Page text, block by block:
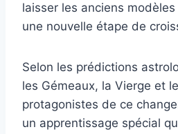
laisser les anciens
une nouvelle étape de
Selon les prédictions
les Gémeaux, la Vierge et
protagonistes de ce
un apprentissage spécial